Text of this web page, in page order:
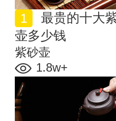
壶多少钱
紫砂壶
1.8w+